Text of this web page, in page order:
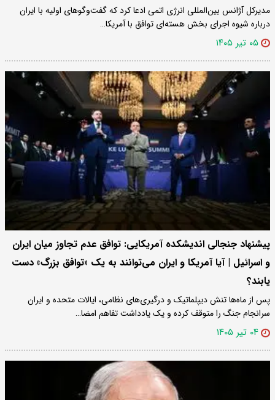
مدیرکل آژانس بین‌المللی انرژی اتمی ادعا کرد که گفت‌وگوهای اولیه با ایران
درباره شیوه اجرای بخش هسته‌ای توافق با آمریکا…
۰۵ تیر ۱۴۰۵
پیشنهاد جنجالی اندیشکده آمریکایی: توافق عدم تجاوز میان ایران
و اسرائیل | آیا آمریکا و ایران می‌توانند به یک «توافق بزرگ» دست
یابند؟
پس از ماه‌ها تنش دیپلماتیک و درگیری‌های نظامی، ایالات متحده و ایران
سرانجام جنگ را متوقف کرده و یک یادداشت تفاهم امضا…
۰۴ تیر ۱۴۰۵